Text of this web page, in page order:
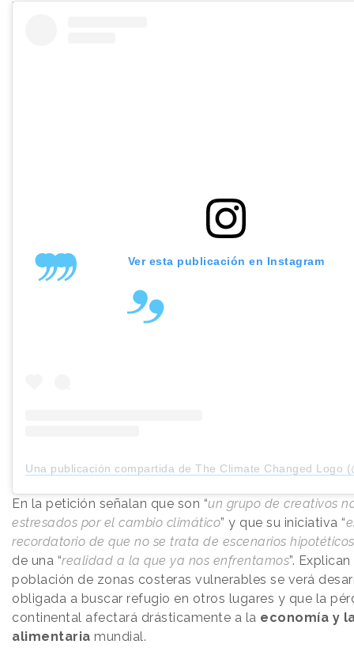
Ver esta publicación en Instagram
Una publicación compartida de The Climate Changed Logo
En la petición señalan que son “un grupo de creativos
estresados por el cambio climático” y que su iniciativa “
recordatorio de que no se trata de escenarios
de una “realidad a la que ya nos enfrentamos”.
población de zonas costeras vulnerables se verá
obligada a buscar refugio en otros lugares y que la
continental afectará drásticamente a la economía y
alimentaria mundial.